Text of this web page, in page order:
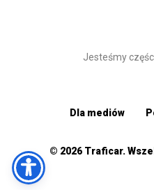
© 2026 Traficar.
Dla mediów
Jesteśmy